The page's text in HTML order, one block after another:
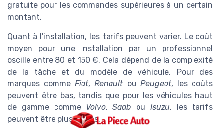
gratuite pour les commandes supérieures à un certain
montant.
Quant à l'installation, les tarifs peuvent varier. Le coût
moyen pour une installation par un professionnel
oscille entre 80 et 150 €. Cela dépend de la complexité
de la tâche et du modèle de véhicule. Pour des
marques commeFiat,Renaultou Peugeot, les coûts
peuvent être bas, tandis que pour les véhicules haut
de gamme comme Volvo, Saab ou Isuzu, les tarifs
peuvent être plus élevés.